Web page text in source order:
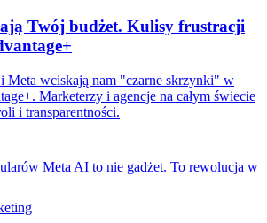
Twój budżet. Kulisy frustracji
Meta wciskają nam "czarne skrzynki" w
Marketerzy i agencje na całym świecie
i transparentności.